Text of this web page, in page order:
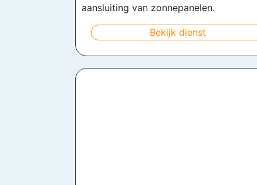
aansluiting van zonnepanelen.
Bekijk dienst